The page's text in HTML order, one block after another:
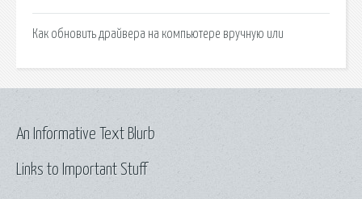
Как обновить драйвера на компьютере вручную или
Links to Important Stuff
An Informative Text Blurb